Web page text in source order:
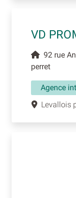
VD
92 rue
perret
Agence
Levallois